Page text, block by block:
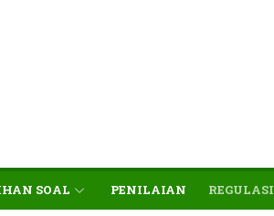
SOAL PENILAIAN REGULASI